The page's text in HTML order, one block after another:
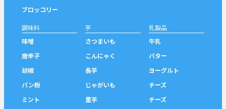
ブロッコリー
調味料
味噌
唐辛子
胡椒
パン粉
ミント
芋
さつまいも
こんにゃく
長芋
じゃがいも
里芋
乳製品
牛乳
バター
ヨーグルト
チーズ
チーズ